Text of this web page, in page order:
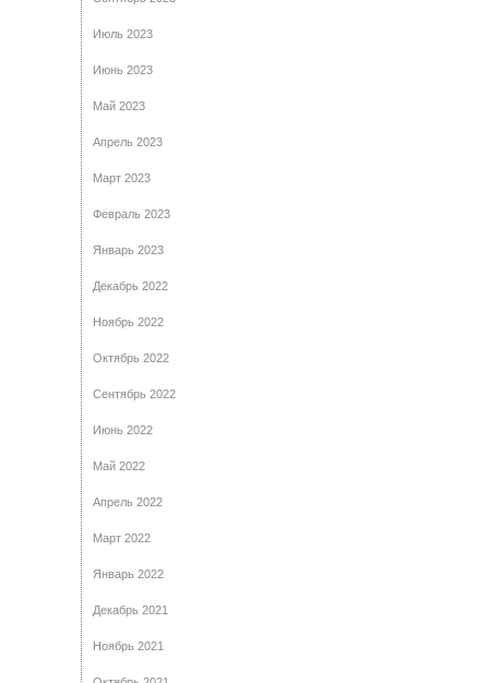
Июль 2023
Июнь 2023
Май 2023
Апрель 2023
Март 2023
Февраль 2023
Январь 2023
Декабрь 2022
Ноябрь 2022
Октябрь 2022
Сентябрь 2022
Июнь 2022
Май 2022
Апрель 2022
Март 2022
Январь 2022
Декабрь 2021
Ноябрь 2021